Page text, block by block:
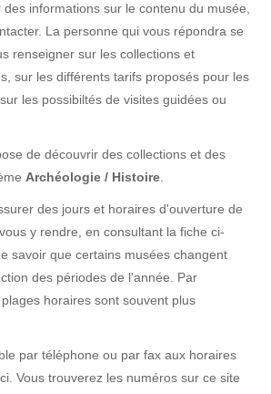
informations sur le contenu du musée,
La personne qui vous répondra se
renseigner sur les collections et
sur les différents tarifs proposés pour les
les possibiltés de visites guidées ou
de découvrir des collections et des
Archéologie / Histoire
des jours et horaires d'ouverture de
y rendre, en consultant la fiche ci-
savoir que certains musées changent
des périodes de l'année. Par
horaires sont souvent plus
par téléphone ou par fax aux horaires
Vous trouverez les numéros sur ce site